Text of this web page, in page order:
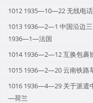
1012 1935—10—22 无线电
1013 1936—2—1 中国沿边
1936—1—法国
1014 1936—2—12 互换包
1015 1936—2—20 云南铁
1016 1936—4—29 关于派遣
—荷兰